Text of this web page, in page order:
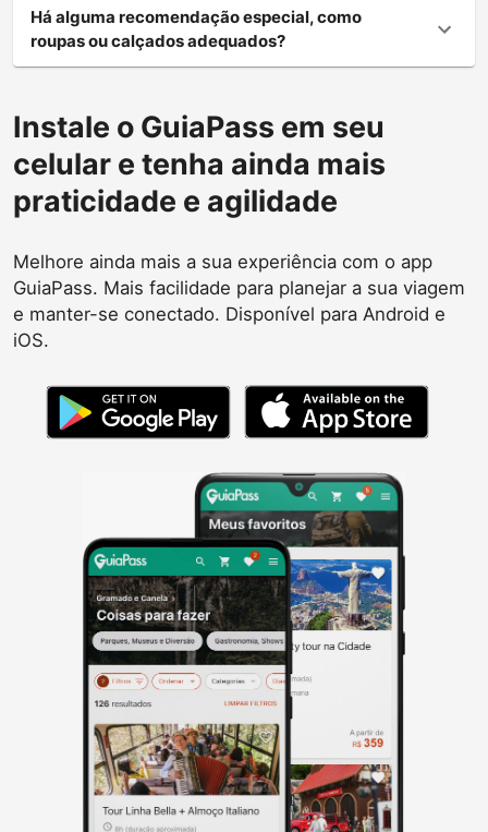
Há alguma recomendação especial, como
roupas ou calçados adequados?
Instale o GuiaPass em seu
celular e tenha ainda mais
praticidade e agilidade
Melhore ainda mais a sua experiência com o app
GuiaPass. Mais facilidade para planejar a sua viagem
e manter-se conectado. Disponível para Android e
iOS.